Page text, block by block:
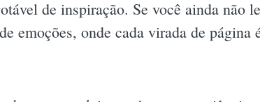
de inspiração. Se você ainda não
emoções, onde cada virada de página